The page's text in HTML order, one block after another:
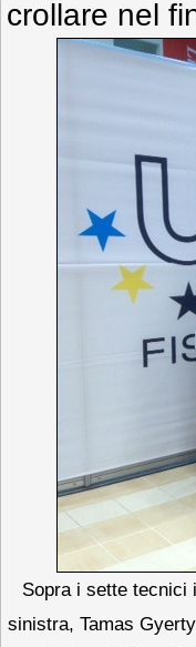
crollare nel
Sopra i sette tecnici
sinistra, Tamas